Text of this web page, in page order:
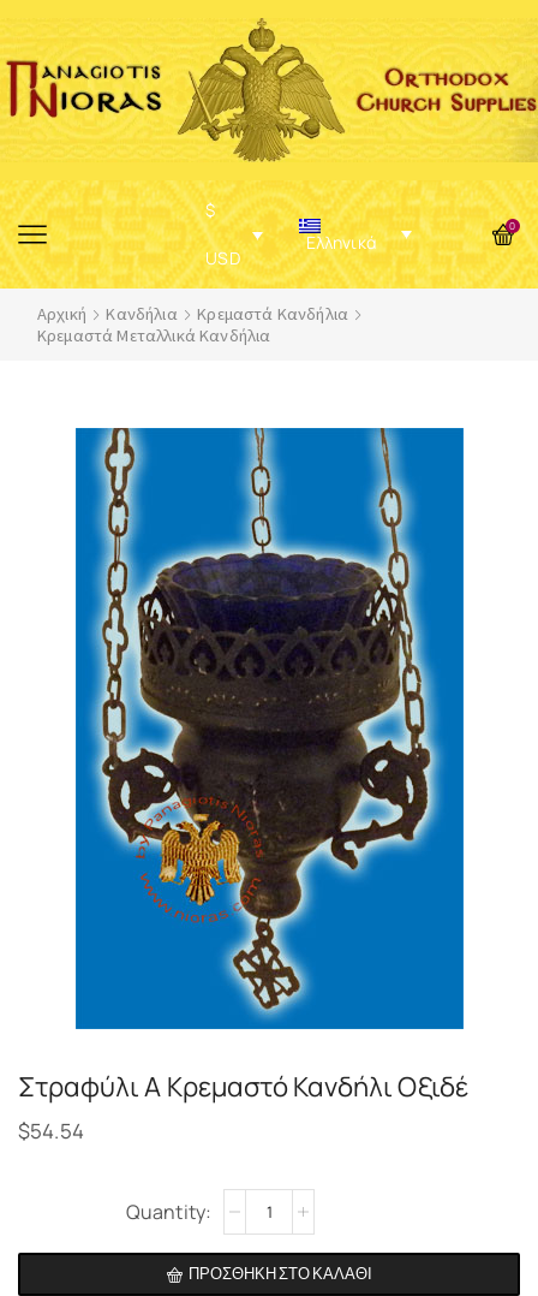
$
USD
Ελληνικά
0
Αρχική Κανδήλια
Κρεμαστά Κανδήλια
Κρεμαστά Μεταλλικά Κανδήλια
Στραφύλι Α Κρεμαστό Κανδήλι Οξιδέ
$54.54
ΠΡΟΣΘΉΚΗ ΣΤΟ ΚΑΛΆΘΙ
Alternative: